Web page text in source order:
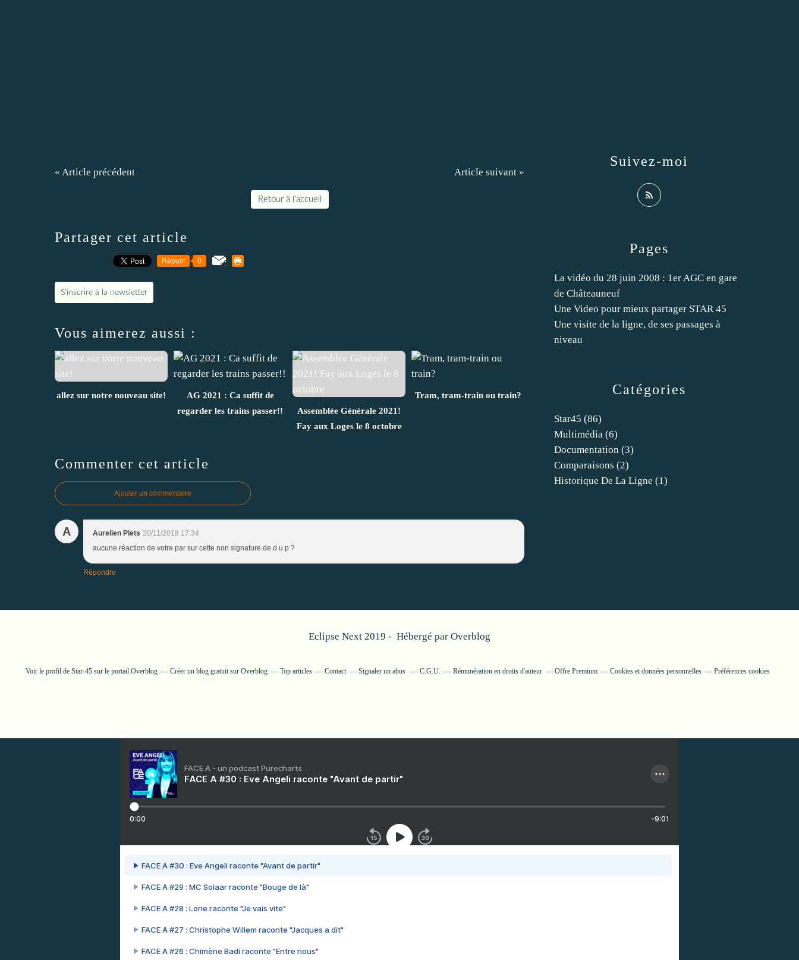
« Article précédent Article suivant »
Retour à l'accueil
Partager cet article
Repost 0
S'inscrire à la newsletter
Vous aimerez aussi :
allez sur notre nouveau site!
AG 2021 : Ca suffit de
regarder les trains passer!!
Assemblée Générale 2021!
Fay aux Loges le 8 octobre
Tram, tram-train ou train?
Commenter cet article
Ajouter un commentaire
A Aurelien Piets 20/11/2018 17:34
aucune réaction de votre par sur cette non signature de d u p ?
Répondre
Catégories
Star45 (86)
Multimédia (6)
Documentation (3)
Comparaisons (2)
Historique De La Ligne (1)
Pages
La vidéo du 28 juin 2008 : 1er AGC en gare
de Châteauneuf
Une Video pour mieux partager STAR 45
Une visite de la ligne, de ses passages à
niveau
Suivez-moi
Eclipse Next 2019 - Hébergé par Overblog
Voir le profil de Star-45 sur le portail Overblog Créer un blog gratuit sur Overblog Top articles Contact Signaler un abus C.G.U. Rémunération en droits d'auteur Offre Premium Cookies et données personnelles Préférences cookies
FACE A - un podcast Purecharts
FACE A #30 : Eve Angeli raconte "Avant de partir"
0:00 -9:01
FACE A #30 : Eve Angeli raconte "Avant de partir"
FACE A #29 : MC Solaar raconte "Bouge de là"
FACE A #28 : Lorie raconte "Je vais vite"
FACE A #27 : Christophe Willem raconte "Jacques a dit"
FACE A #26 : Chimène Badi raconte "Entre nous"